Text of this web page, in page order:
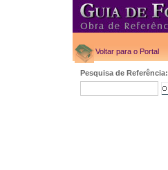
Voltar para o Portal
Pesquisa de Referência: